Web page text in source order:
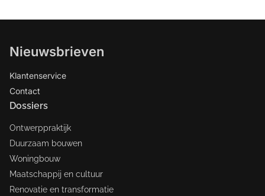
Nieuwsbrieven
Klantenservice
Contact
Dossiers
Ontwerppraktijk
Duurzaam bouwen
Woningbouw
Maatschappij en cultuur
Renovatie en transformatie